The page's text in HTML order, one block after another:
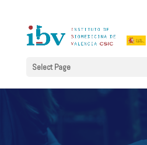
Select Page